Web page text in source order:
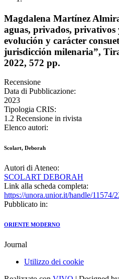
Magdalena Martínez
aguas, privados,
evolución y carácter
jurisdicción milenaria”,
2022, 572 pp.
Recensione
Data di Pubblicazione:
2023
Tipologia CRIS:
1.2 Recensione in rivista
Elenco autori:
Scolart, Deborah
Autori di Ateneo:
SCOLART DEBORAH
Link alla scheda completa:
https://unora.unior.it/handle/11574/
Pubblicato in:
ORIENTE MODERNO
Journal
Utilizzo dei cookie